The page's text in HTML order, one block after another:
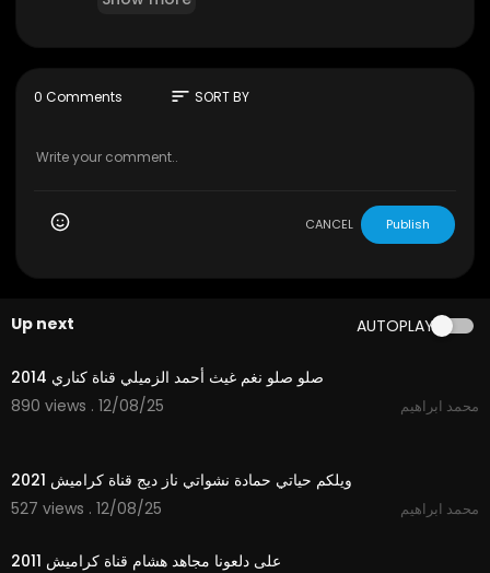
0 Comments sort SORT BY
CANCEL Publish
Up next AUTOPLAY
3:28
صلو صلو نغم غيث أحمد الزميلي قناة كناري 2014
890 views . 12/08/25
محمد ابراهيم
ويلكم حياتي حمادة نشواتي ناز ديج قناة كراميش 2021
527 views . 12/08/25
محمد ابراهيم
على دلعونا مجاهد هشام قناة كراميش 2011